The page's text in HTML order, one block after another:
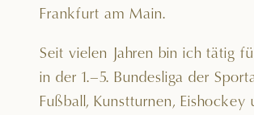
Frankfurt am Main.
Seit vielen Jahren bin ich tätig
in der 1.–5. Bundesliga der
Fußball, Kunstturnen, Eishockey